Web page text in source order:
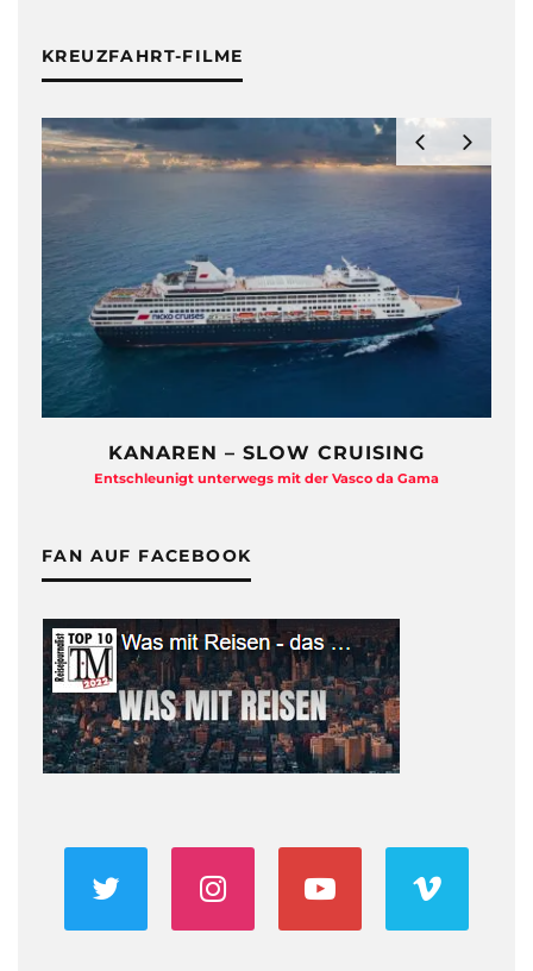
KREUZFAHRT-FILME
KANAREN – SLOW CRUISING
Entschleunigt unterwegs mit der Vasco da Gama
FAN AUF FACEBOOK